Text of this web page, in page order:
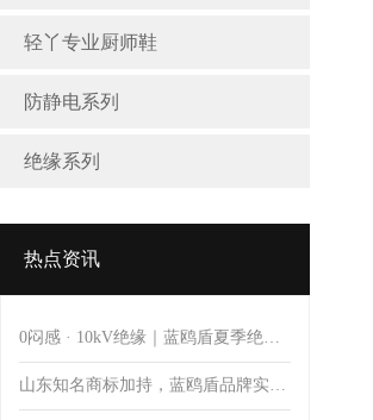
轻丫专业厨师鞋
防静电系列
绝缘系列
热点资讯
0闷感 · 10kV绝缘｜蓝鸥盾夏季绝缘安全鞋
山东知名商标加持，蓝鸥盾品牌实力彰显品质价值